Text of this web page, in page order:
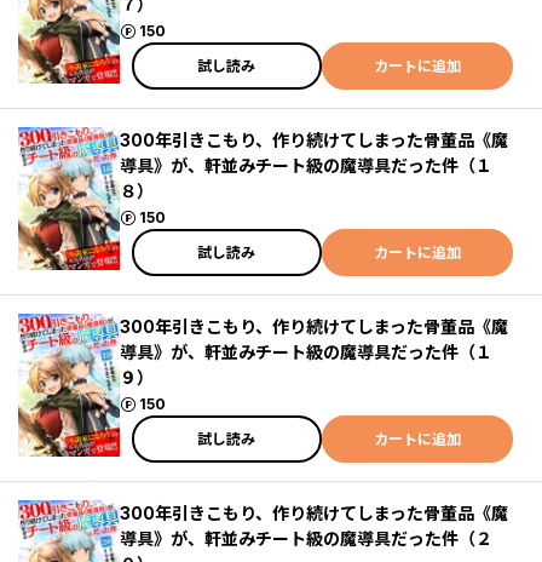
７）
150
ポイント
試し読み
カートに追加
300年引きこもり、作り続けてしまった骨董品《魔
導具》が、軒並みチート級の魔導具だった件（１
８）
150
ポイント
試し読み
カートに追加
300年引きこもり、作り続けてしまった骨董品《魔
導具》が、軒並みチート級の魔導具だった件（１
９）
150
ポイント
試し読み
カートに追加
300年引きこもり、作り続けてしまった骨董品《魔
導具》が、軒並みチート級の魔導具だった件（２